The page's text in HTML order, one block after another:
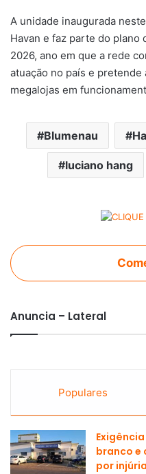
A unidade inaugurada
Havan e faz parte do plano
2026, ano em que a rede
atuação no país e pretende
megalojas em
Blumenau
luciano hang
Anuncia – Lateral
Populares
branco e
por